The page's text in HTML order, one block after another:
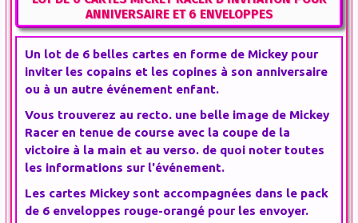
ANNIVERSAIRE ET 6 ENVELOPPES
Un lot de 6 belles cartes en forme de Mickey pour
inviter les copains et les copines à son anniversaire
ou à un autre événement enfant.
Vous trouverez au recto. une belle image de Mickey
Racer en tenue de course avec la coupe de la
victoire à la main et au verso. de quoi noter toutes
les informations sur l'événement.
Les cartes Mickey sont accompagnées dans le pack
de 6 enveloppes rouge-orangé pour les envoyer.